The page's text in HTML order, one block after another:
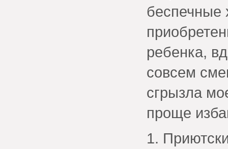
беспечные
ребенка,
совсем
сгрызла
проще
1.